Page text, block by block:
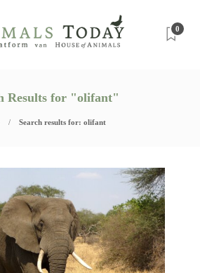
0
Results for "olifant"
Search results for: olifant